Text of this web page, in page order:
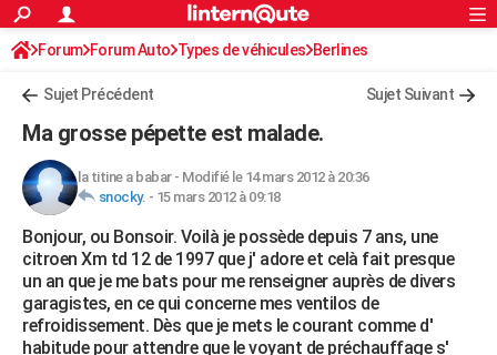
ACTUALITÉS
Politique
Société
Faits Divers
Education
Monde
Villes
+
FINANCE
Retraite
Impôts
Epargne
Immobilier
Risques naturels par ville
Banque
Assurance
Crédit
AUTO
Essais
Réserver un essai
Citadines
Berlines
SUV
Forum auto
+HIGH-TECH
Mobiles
Meilleur smartphone
Internet
Ordinateurs
Jeux vidéo
Guide high-tech
+BRICOLAGE
Forum
Aménagement intérieur
Extérieur
Cuisine
Salle de bains
Jardinage
Rangement
WEEK-END
S'inscrire
Connexion
Forum Forum Auto Types de véhicules Berlines
Sujet Précédent Sujet Suivant
Ma grosse pépette est malade.
la titine a babar- Modifié le 14 mars 2012 à 20:36
snocky. - 15 mars 2012 à 09:18
Bonjour, ou Bonsoir. Voilà je possède depuis 7 ans, une
citroen Xm td 12 de 1997 que j' adore et celà fait presque
un an que je me bats pour me renseigner auprès de divers
garagistes, en ce qui concerne mes ventilos de
refroidissement. Dès que je mets le courant comme d'
habitude pour attendre que le voyant de préchauffage s'